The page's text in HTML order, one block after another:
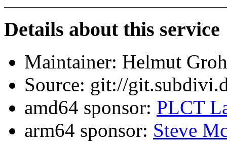
Details about this service
Maintainer: Helmut
Source: git://
amd64 sponsor: PLCT
arm64 sponsor: Steve